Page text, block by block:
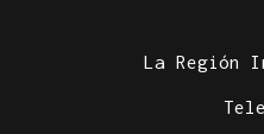
La Región